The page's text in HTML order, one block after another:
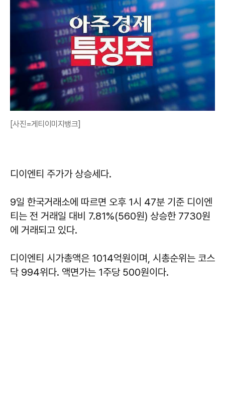
[사진=게티이미지뱅크]
디이엔티 주가가 상승세다.
9일 한국거래소에 따르면 오후 1시 47분 기준 디이엔
티는 전 거래일 대비 7.81%(560원) 상승한 7730원
에 거래되고 있다.
디이엔티 시가총액은 1014억원이며, 시총순위는 코스
닥 994위다. 액면가는 1주당 500원이다.